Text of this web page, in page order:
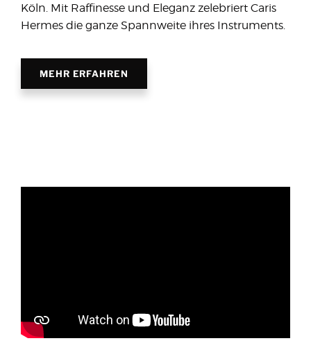
Köln. Mit Raffinesse und Eleganz zelebriert Caris
Hermes die ganze Spannweite ihres Instruments.
MEHR ERFAHREN